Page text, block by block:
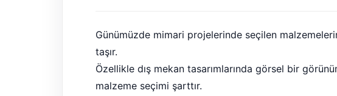
Günümüzde mimari projelerinde seçilen
taşır.
Özellikle dış mekan tasarımlarında görsel bir
malzeme seçimi şarttır.